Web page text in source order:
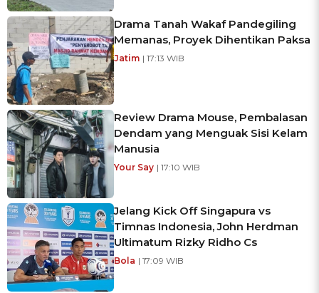
Drama Tanah Wakaf Pandegiling
Memanas, Proyek Dihentikan Paksa
Jatim | 17:13 WIB
Review Drama Mouse, Pembalasan
Dendam yang Menguak Sisi Kelam
Manusia
Your Say | 17:10 WIB
Jelang Kick Off Singapura vs
Timnas Indonesia, John Herdman
Ultimatum Rizky Ridho Cs
Bola | 17:09 WIB